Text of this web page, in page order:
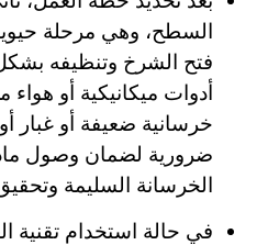
السطح، وهي مرحلة
فتح الشرخ وتنظيفه
أدوات ميكانيكية أو
خرسانية ضعيفة أو غبار
ضرورية لضمان وصول
الخرسانة السليمة
في حالة استخدام تقنية